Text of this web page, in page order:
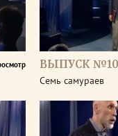
ВЫПУСК
Семь самураев